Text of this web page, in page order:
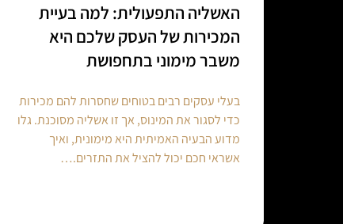
האשליה התפעולית: למה בעיית
המכירות של העסק שלכם היא
משבר מימוני בתחפושת
בעלי עסקים רבים בטוחים שחסרות להם מכירות
כדי לסגור את המינוס, אך זו אשליה מסוכנת. גלו
מדוע הבעיה האמיתית היא מימונית, ואיך
אשראי חכם יכול להציל את התזרים.…